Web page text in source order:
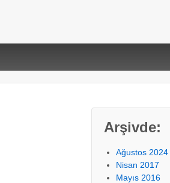
Arşivde:
Ağustos 2024
Nisan 2017
Mayıs 2016